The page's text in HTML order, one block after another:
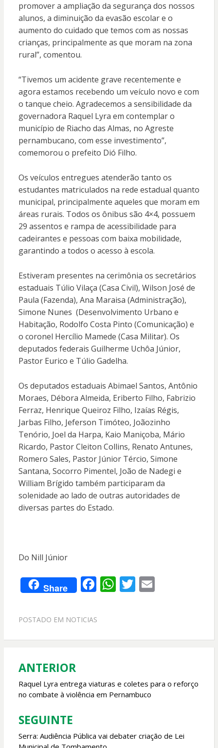
promover a ampliação da segurança dos nossos
alunos, a diminuição da evasão escolar e o
aumento do cuidado que temos com as nossas
crianças, principalmente as que moram na zona
rural”, comentou.
“Tivemos um acidente grave recentemente e
agora estamos recebendo um veículo novo e com
o tanque cheio. Agradecemos a sensibilidade da
governadora Raquel Lyra em contemplar o
município de Riacho das Almas, no Agreste
pernambucano, com esse investimento”,
comemorou o prefeito Dió Filho.
Os veículos entregues atenderão tanto os
estudantes matriculados na rede estadual quanto
municipal, principalmente aqueles que moram em
áreas rurais. Todos os ônibus são 4×4, possuem
29 assentos e rampa de acessibilidade para
cadeirantes e pessoas com baixa mobilidade,
garantindo a todos o acesso à escola.
Estiveram presentes na cerimônia os secretários
estaduais Túlio Vilaça (Casa Civil), Wilson José de
Paula (Fazenda), Ana Maraisa (Administração),
Simone Nunes (Desenvolvimento Urbano e
Habitação, Rodolfo Costa Pinto (Comunicação) e
o coronel Hercílio Mamede (Casa Militar). Os
deputados federais Guilherme Uchôa Júnior,
Pastor Eurico e Túlio Gadelha.
Os deputados estaduais Abimael Santos, Antônio
Moraes, Débora Almeida, Eriberto Filho, Fabrizio
Ferraz, Henrique Queiroz Filho, Izaías Régis,
Jarbas Filho, Jeferson Timóteo, Joãozinho
Tenório, Joel da Harpa, Kaio Maniçoba, Mário
Ricardo, Pastor Cleiton Collins, Renato Antunes,
Romero Sales, Pastor Júnior Tércio, Simone
Santana, Socorro Pimentel, João de Nadegi e
William Brígido também participaram da
solenidade ao lado de outras autoridades de
diversas partes do Estado.
Do Nill Júnior
Share F
e
o
k
W
A
p
T E
POSTADO EM NOTICIAS
Navegação
de
Post
ANTERIOR
Raquel Lyra entrega viaturas e coletes para o reforço
no combate à violência em Pernambuco
SEGUINTE
Serra: Audiência Pública vai debater criação de Lei